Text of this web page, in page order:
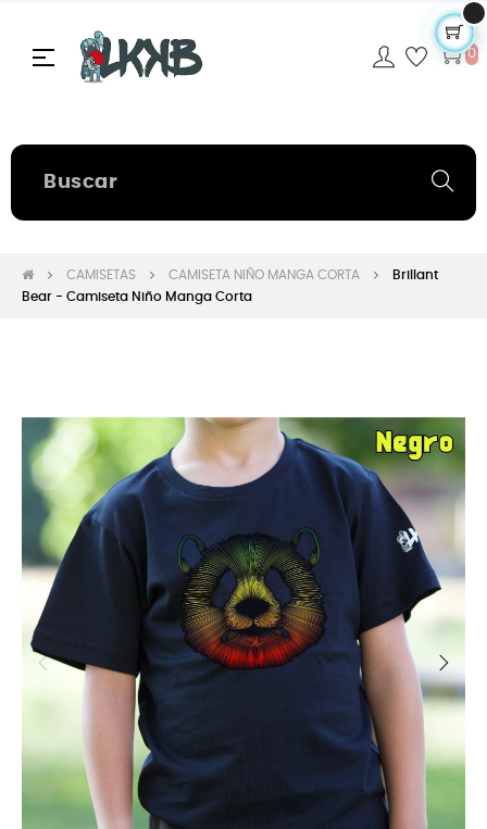
Navegación
☰ 0
CAMISETAS CAMISETA NIÑO MANGA CORTA
Brillant
Bear - Camiseta Niño Manga Corta